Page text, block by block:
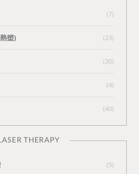
(7)
塑) (23)
(30)
(4)
(40)
THERAPY
(5)